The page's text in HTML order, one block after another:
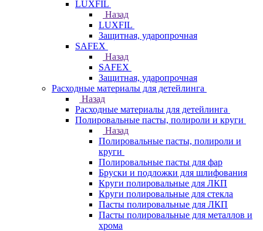
LUXFIL
Назад
LUXFIL
Защитная, ударопрочная
SAFEX
Назад
SAFEX
Защитная, ударопрочная
Расходные материалы для детейлинга
Назад
Расходные материалы для детейлинга
Полировальные пасты, полироли и круги
Назад
Полировальные пасты, полироли и
круги
Полировальные пасты для фар
Бруски и подложки для шлифования
Круги полировальные для ЛКП
Круги полировальные для стекла
Пасты полировальные для ЛКП
Пасты полировальные для металлов и
хрома